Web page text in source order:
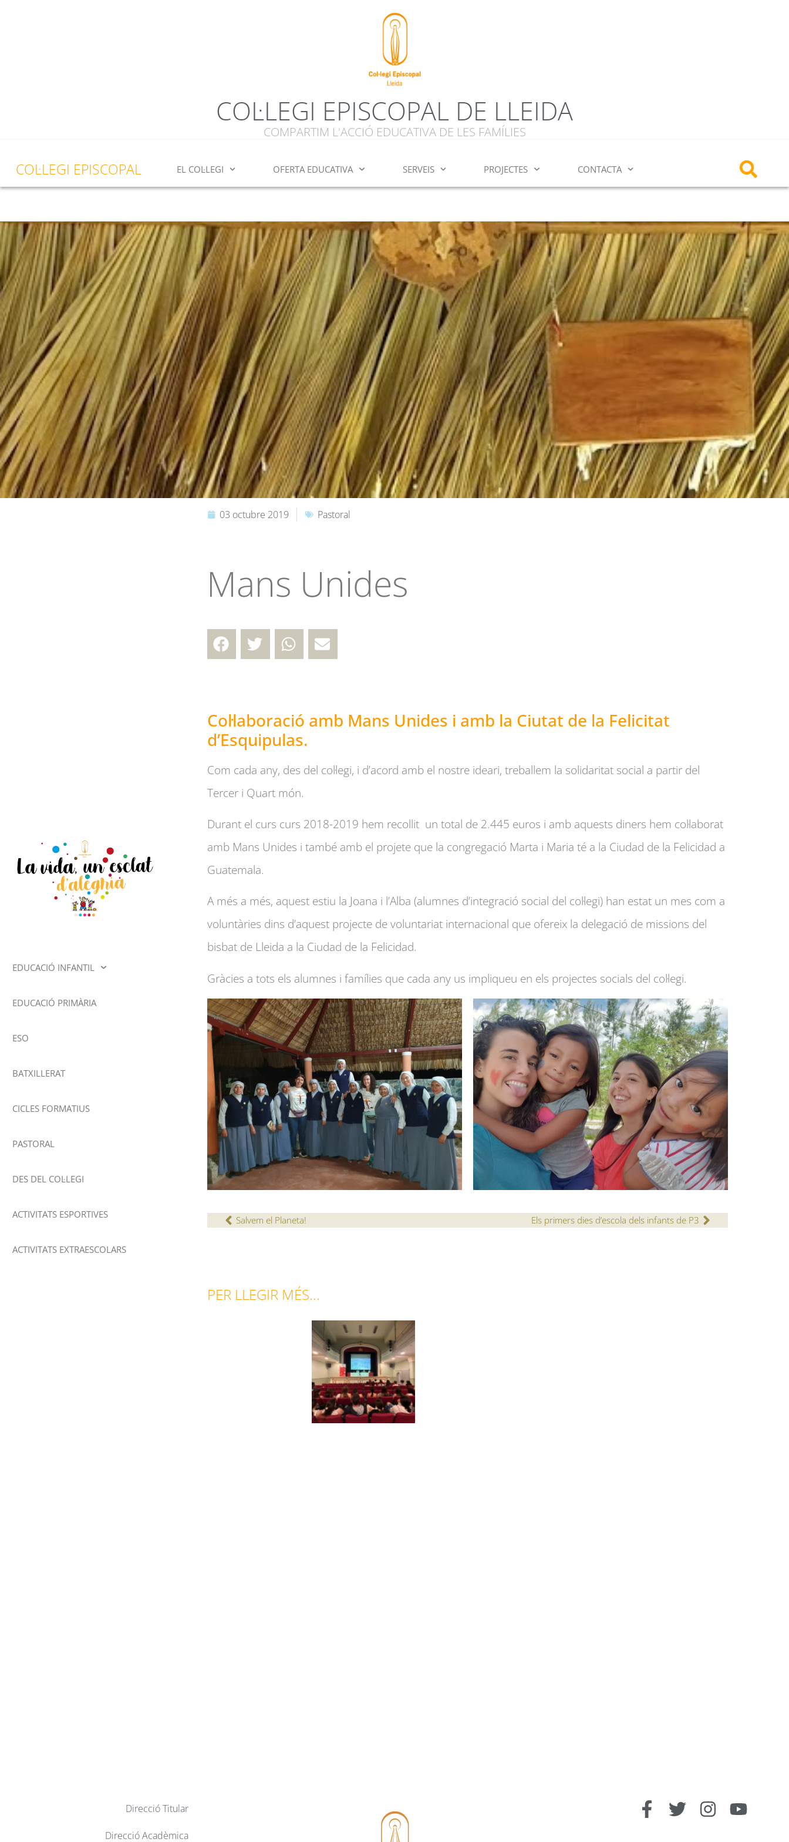
COL·LEGI EPISCOPAL DE LLEIDA
COMPARTIM L'ACCIÓ EDUCATIVA DE LES FAMÍLIES
COL·LEGI EPISCOPAL EL COL·LEGI OFERTA EDUCATIVA SERVEIS PROJECTES CONTACTA
EDUCACIÓ INFANTIL
EDUCACIÓ PRIMÀRIA
ESO
BATXILLERAT
CICLES FORMATIUS
PASTORAL
DES DEL COL·LEGI
ACTIVITATS ESPORTIVES
ACTIVITATS EXTRAESCOLARS
03 octubre 2019 Pastoral
Mans Unides
Col·laboració amb Mans Unides i amb la Ciutat de la Felicitat
d’Esquipulas.
Com cada any, des del col·legi, i d’acord amb el nostre ideari, treballem la solidaritat social a partir del
Tercer i Quart món.
Durant el curs curs 2018-2019 hem recollit un total de 2.445 euros i amb aquests diners hem col·laborat
amb Mans Unides i també amb el projete que la congregació Marta i Maria té a la Ciudad de la Felicidad a
Guatemala.
A més a més, aquest estiu la Joana i l’Alba (alumnes d’integració social del col·legi) han estat un mes com a
voluntàries dins d’aquest projecte de voluntariat internacional que ofereix la delegació de missions del
bisbat de Lleida a la Ciudad de la Felicidad.
Gràcies a tots els alumnes i famílies que cada any us impliqueu en els projectes socials del col·legi.
Salvem el Planeta! Els primers dies d’escola dels infants de P3
PER LLEGIR MÉS...
Direcció Titular
Direcció Acadèmica